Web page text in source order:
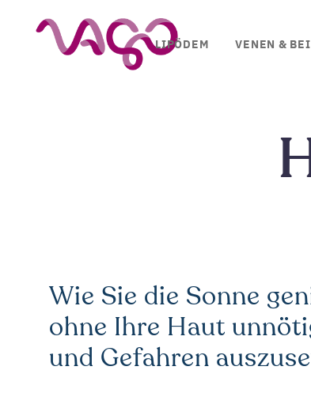
LIPÖDEM VENEN &
Wie Sie die Sonne
ohne Ihre Haut
und Gefahren